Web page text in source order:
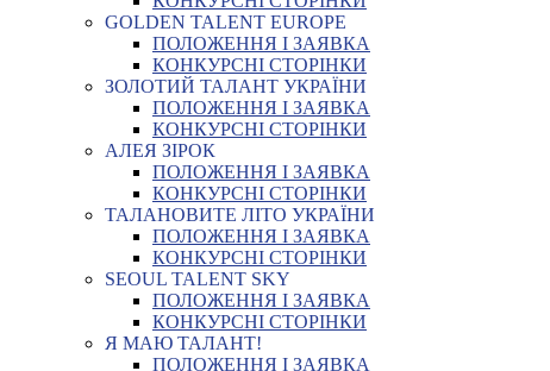
GOLDEN TALENT EUROPE
ПОЛОЖЕННЯ І ЗАЯВКА
КОНКУРСНІ СТОРІНКИ
ЗОЛОТИЙ ТАЛАНТ УКРАЇНИ
ПОЛОЖЕННЯ І ЗАЯВКА
КОНКУРСНІ СТОРІНКИ
АЛЕЯ ЗІРОК
ПОЛОЖЕННЯ І ЗАЯВКА
КОНКУРСНІ СТОРІНКИ
ТАЛАНОВИТЕ ЛІТО УКРАЇНИ
ПОЛОЖЕННЯ І ЗАЯВКА
КОНКУРСНІ СТОРІНКИ
SEOUL TALENT SKY
ПОЛОЖЕННЯ І ЗАЯВКА
КОНКУРСНІ СТОРІНКИ
Я МАЮ ТАЛАНТ!
ПОЛОЖЕННЯ І ЗАЯВКА